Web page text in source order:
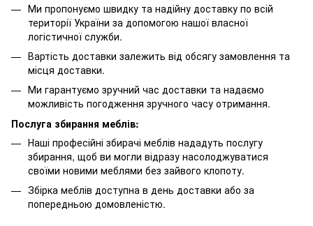
Ми пропонуємо швидку та надійну доставку по всій
території України за допомогою нашої власної
логістичної служби.
Вартість доставки залежить від обсягу замовлення та
місця доставки.
Ми гарантуємо зручний час доставки та надаємо
можливість погодження зручного часу отримання.
Послуга збирання меблів:
Наші професійні збирачі меблів нададуть послугу
збирання, щоб ви могли відразу насолоджуватися
своїми новими меблями без зайвого клопоту.
Збірка меблів доступна в день доставки або за
попередньою домовленістю.